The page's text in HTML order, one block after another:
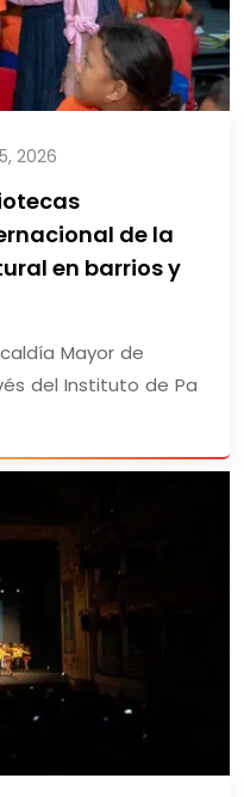
2026
de la
en barrios y
Mayor de
del Instituto de Pa